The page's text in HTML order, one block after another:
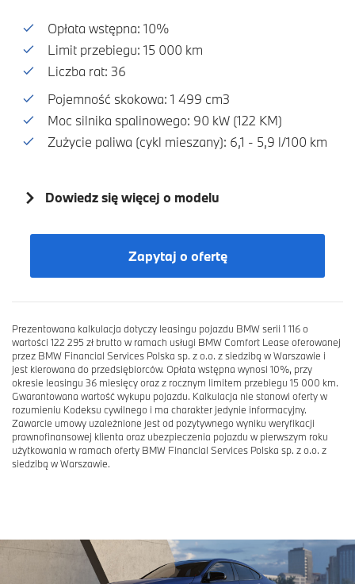
Opłata wstępna: 10%
Limit przebiegu: 15 000 km
Liczba rat: 36
Pojemność skokowa: 1 499 cm3
Moc silnika spalinowego: 90 kW (122 KM)
Zużycie paliwa (cykl mieszany): 6,1 - 5,9 l/100 km
Dowiedz się więcej o modelu
Zapytaj o ofertę
Prezentowana kalkulacja dotyczy leasingu pojazdu BMW serii 1 116 o
wartości 122 295 zł brutto w ramach usługi BMW Comfort Lease oferowanej
przez BMW Financial Services Polska sp. z o.o. z siedzibą w Warszawie i
jest kierowana do przedsiębiorców. Opłata wstępna wynosi 10%, przy
okresie leasingu 36 miesięcy oraz z rocznym limitem przebiegu 15 000 km.
Gwarantowana wartość wykupu pojazdu. Kalkulacja nie stanowi oferty w
rozumieniu Kodeksu cywilnego i ma charakter jedynie informacyjny.
Zawarcie umowy uzależnione jest od pozytywnego wyniku weryfikacji
prawnofinansowej klienta oraz ubezpieczenia pojazdu w pierwszym roku
użytkowania w ramach oferty BMW Financial Services Polska sp. z o.o. z
siedzibą w Warszawie.